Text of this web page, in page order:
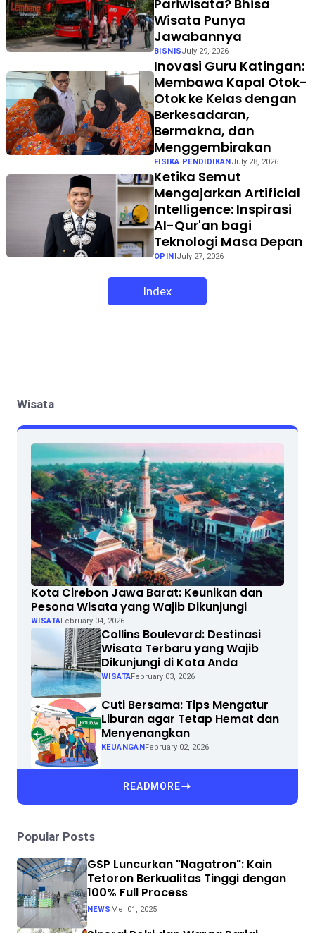
Pariwisata? Bhisa
Wisata Punya
Jawabannya
BISNISJuly 29, 2026
Inovasi Guru Katingan:
Membawa Kapal Otok-
Otok ke Kelas dengan
Berkesadaran,
Bermakna, dan
Menggembirakan
FISIKA PENDIDIKANJuly 28, 2026
Ketika Semut
Mengajarkan Artificial
Intelligence: Inspirasi
Al-Qur'an bagi
Teknologi Masa Depan
OPINIJuly 27, 2026
Index
Wisata
Kota Cirebon Jawa Barat: Keunikan dan
Pesona Wisata yang Wajib Dikunjungi
WISATAFebruary 04, 2026
Collins Boulevard: Destinasi
Wisata Terbaru yang Wajib
Dikunjungi di Kota Anda
WISATAFebruary 03, 2026
Cuti Bersama: Tips Mengatur
Liburan agar Tetap Hemat dan
Menyenangkan
KEUANGANFebruary 02, 2026
READMORE
Popular Posts
GSP Luncurkan "Nagatron": Kain
Tetoron Berkualitas Tinggi dengan
100% Full Process
NEWS Mei 01, 2025